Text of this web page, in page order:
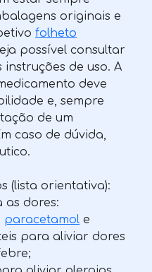
originais e
folheto
possível consultar
de uso. A
deve
e, sempre
de um
caso de dúvida,
(lista orientativa):
as dores:
paracetamol e
para aliviar dores